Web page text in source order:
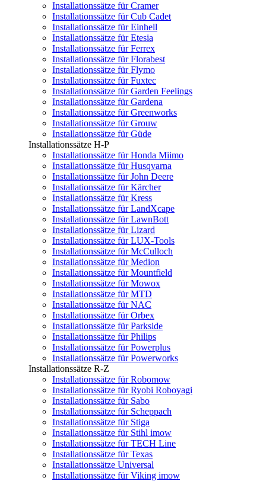
Installationssätze für Cramer
Installationssätze für Cub Cadet
Installationssätze für Einhell
Installationssätze für Etesia
Installationssätze für Ferrex
Installationssätze für Florabest
Installationssätze für Flymo
Installationssätze für Fuxtec
Installationssätze für Garden Feelings
Installationssätze für Gardena
Installationssätze für Greenworks
Installationssätze für Grouw
Installationssätze für Güde
Installationssätze H-P
Installationssätze für Honda Miimo
Installationssätze für Husqvarna
Installationssätze für John Deere
Installationssätze für Kärcher
Installationssätze für Kress
Installationssätze für LandXcape
Installationssätze für LawnBott
Installationssätze für Lizard
Installationssätze für LUX-Tools
Installationssätze für McCulloch
Installationssätze für Medion
Installationssätze für Mountfield
Installationssätze für Mowox
Installationssätze für MTD
Installationssätze für NAC
Installationssätze für Orbex
Installationssätze für Parkside
Installationssätze für Philips
Installationssätze für Powerplus
Installationssätze für Powerworks
Installationssätze R-Z
Installationssätze für Robomow
Installationssätze für Ryobi Roboyagi
Installationssätze für Sabo
Installationssätze für Scheppach
Installationssätze für Stiga
Installationssätze für Stihl imow
Installationssätze für TECH Line
Installationssätze für Texas
Installationssätze Universal
Installationssätze für Viking imow